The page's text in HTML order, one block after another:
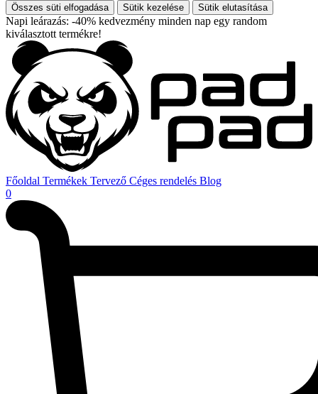
Összes süti elfogadása Sütik kezelése Sütik elutasítása
Napi leárazás: -40% kedvezmény minden nap egy random
kiválasztott termékre!
Főoldal Termékek Tervező Céges rendelés Blog
0